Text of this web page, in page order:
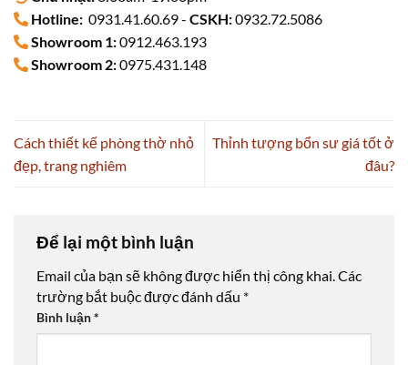
Hotline: 0931.41.60.69 - CSKH:0932.72.5086
Showroom 1:0912.463.193
Showroom 2:0975.431.148
Cách thiết kế phòng thờ nhỏ
đẹp, trang nghiêm
Thỉnh tượng bổn sư giá tốt ở
đâu?
Để lại một bình luận
Email của bạn sẽ không được hiển thị công khai.Các
trường bắt buộc được đánh dấu *
Bình luận*